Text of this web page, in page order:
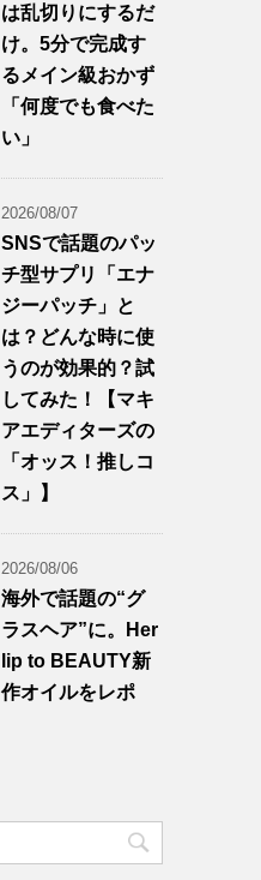
は乱切りにするだ
け。5分で完成す
るメイン級おかず
「何度でも食べた
い」
2026/08/07
SNSで話題のパッ
チ型サプリ「エナ
ジーパッチ」と
は？どんな時に使
うのが効果的？試
してみた！【マキ
アエディターズの
「オッス！推しコ
ス」】
2026/08/06
海外で話題の“グ
ラスヘア”に。Her
lip to BEAUTY新
作オイルをレポ